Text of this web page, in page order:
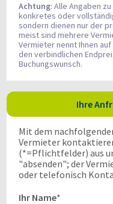
Achtung: Alle Angaben
konkretes oder
sondern dienen nur der
meist sind mehrere
Vermieter nennt Ihnen
den verbindlichen
Buchungswunsch.
Ihre
Mit dem
Vermieter
(*=Pflichtfelder) aus
"absenden"; der
oder telefonisch
Ihr Name*